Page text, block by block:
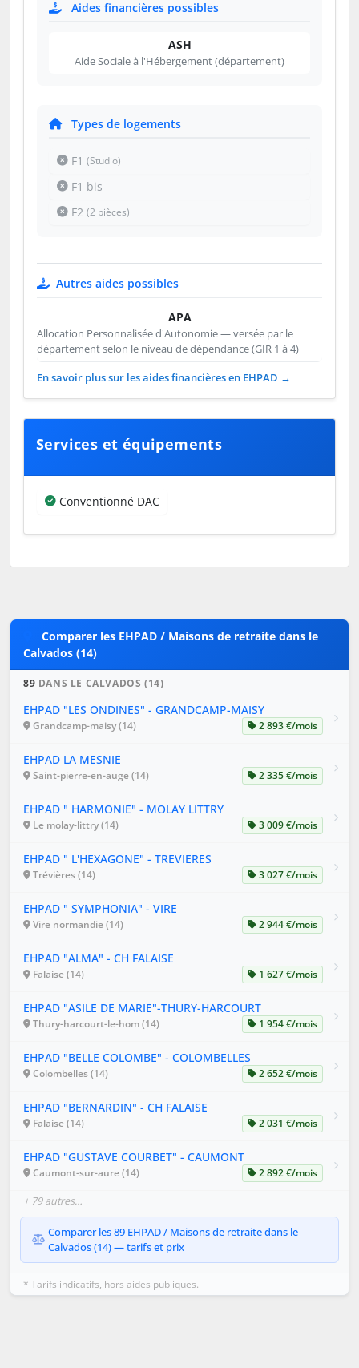
Aides financières possibles
ASH
Aide Sociale à l'Hébergement (département)
Types de logements
F1 (Studio)
F1 bis
F2 (2 pièces)
Autres aides possibles
APA
Allocation Personnalisée d'Autonomie — versée par le
département selon le niveau de dépendance (GIR 1 à 4)
En savoir plus sur les aides financières en EHPAD →
Services et équipements
Conventionné DAC
Comparer les EHPAD / Maisons de retraite dans le
Calvados (14)
89 DANS LE CALVADOS (14)
EHPAD "LES ONDINES" - GRANDCAMP-MAISY
Grandcamp-maisy (14) 2 893 €/mois
EHPAD LA MESNIE
Saint-pierre-en-auge (14) 2 335 €/mois
EHPAD " HARMONIE" - MOLAY LITTRY
Le molay-littry (14) 3 009 €/mois
EHPAD " L'HEXAGONE" - TREVIERES
Trévières (14) 3 027 €/mois
EHPAD " SYMPHONIA" - VIRE
Vire normandie (14) 2 944 €/mois
EHPAD "ALMA" - CH FALAISE
Falaise (14) 1 627 €/mois
EHPAD "ASILE DE MARIE"-THURY-HARCOURT
Thury-harcourt-le-hom (14) 1 954 €/mois
EHPAD "BELLE COLOMBE" - COLOMBELLES
Colombelles (14) 2 652 €/mois
EHPAD "BERNARDIN" - CH FALAISE
Falaise (14) 2 031 €/mois
EHPAD "GUSTAVE COURBET" - CAUMONT
Caumont-sur-aure (14) 2 892 €/mois
+ 79 autres…
Comparer les 89 EHPAD / Maisons de retraite dans le
Calvados (14) — tarifs et prix
* Tarifs indicatifs, hors aides publiques.